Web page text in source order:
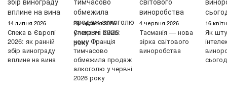
14 липня 2026
Спека в Європі
2026: як ранній
збір винограду
вплине на вина
29 червня 2026
Спека та вино:
чому Франція
тимчасово
обмежила продаж
алкоголю у червні
2026 року
4 червня 2026
Тасманія — нова
зірка світового
виноробства
16
Як